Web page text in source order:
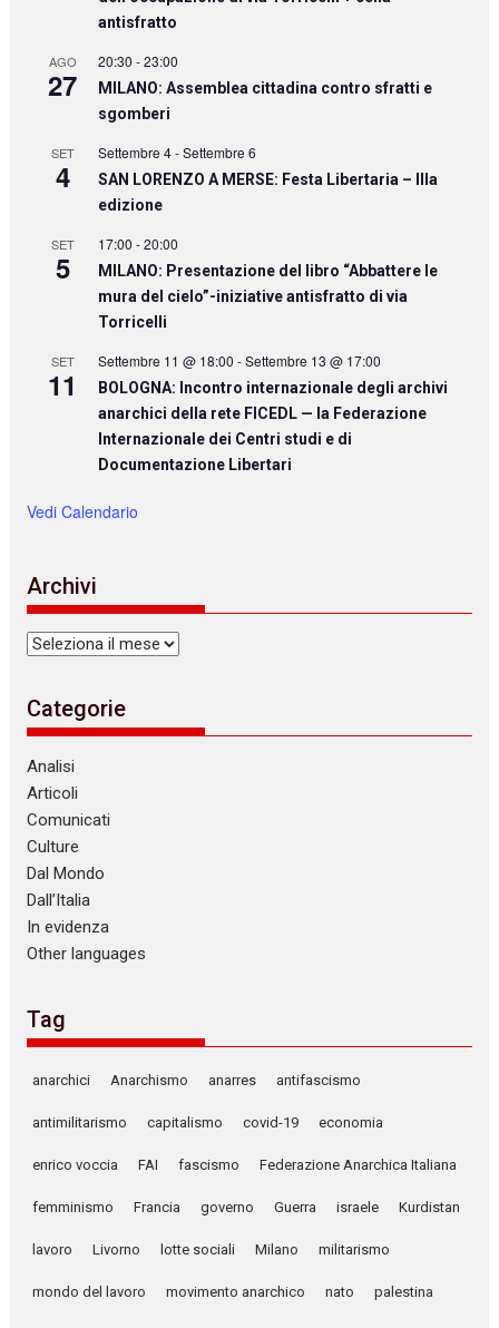
antisfratto
AGO
27
20:30 -23:00
MILANO: Assemblea cittadina contro sfratti e
sgomberi
SET
4
Settembre 4-Settembre 6
SAN LORENZO A MERSE: Festa Libertaria – IIIa
edizione
SET
5
17:00 -20:00
MILANO: Presentazione del libro “Abbattere le
mura del cielo”-iniziative antisfratto di via
Torricelli
SET
11
Settembre 11 @ 18:00 -Settembre 13 @ 17:00
BOLOGNA: Incontro internazionale degli archivi
anarchici della rete FICEDL — la Federazione
Internazionale dei Centri studi e di
Documentazione Libertari
Vedi Calendario
Archivi
Archivi
Categorie
Analisi
Articoli
Comunicati
Culture
Dal Mondo
Dall’Italia
In evidenza
Other languages
Tag
anarchici Anarchismo anarres antifascismo
antimilitarismo capitalismo covid-19 economia
enrico voccia FAI fascismo Federazione Anarchica Italiana
femminismo Francia governo Guerra israele Kurdistan
lavoro Livorno lotte sociali Milano militarismo
mondo del lavoro movimento anarchico nato palestina